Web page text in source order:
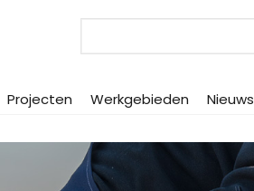
Projecten Werkgebieden